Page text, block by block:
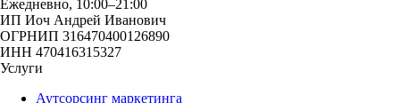
Ежедневно, 10:00–21:00
ИП Иоч Андрей Иванович
ОГРНИП 316470400126890
ИНН 470416315327
Услуги
Аутсорсинг маркетинга